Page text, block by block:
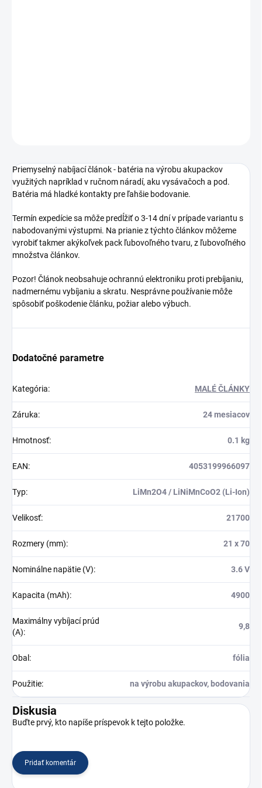
Priemyselný nabíjací článok - batéria na výrobu akupackov
využitých napríklad v ručnom náradí, aku vysávačoch a pod.
Batéria má hladké kontakty pre ľahšie bodovanie.
Termín expedície sa môže predĺžiť o 3-14 dní v prípade variantu s
nabodovanými výstupmi. Na prianie z týchto článkov môžeme
vyrobiť takmer akýkoľvek pack ľubovoľného tvaru, z ľubovoľného
množstva článkov.
Pozor! Článok neobsahuje ochrannú elektroniku proti prebíjaniu,
nadmernému vybíjaniu a skratu. Nesprávne používanie môže
spôsobiť poškodenie článku, požiar alebo výbuch.
Dodatočné parametre
Kategória: MALÉ ČLÁNKY
Záruka: 24 mesiacov
Hmotnosť: 0.1 kg
EAN: 4053199966097
Typ: LiMn2O4 / LiNiMnCoO2 (Li-Ion)
Velikosť: 21700
Rozmery (mm): 21 x 70
Nominálne napätie (V): 3.6 V
Kapacita (mAh): 4900
Maximálny vybíjací prúd
(A):
9,8
Obal : fólia
Použitie: na výrobu akupackov, bodovania
Diskusia
Buďte prvý, kto napíše príspevok k tejto položke.
Pridať komentár